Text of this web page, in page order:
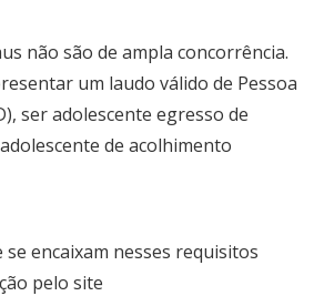
não são de ampla concorrência.
um laudo válido de Pessoa
ser adolescente egresso de
de acolhimento
encaixam nesses requisitos
pelo site